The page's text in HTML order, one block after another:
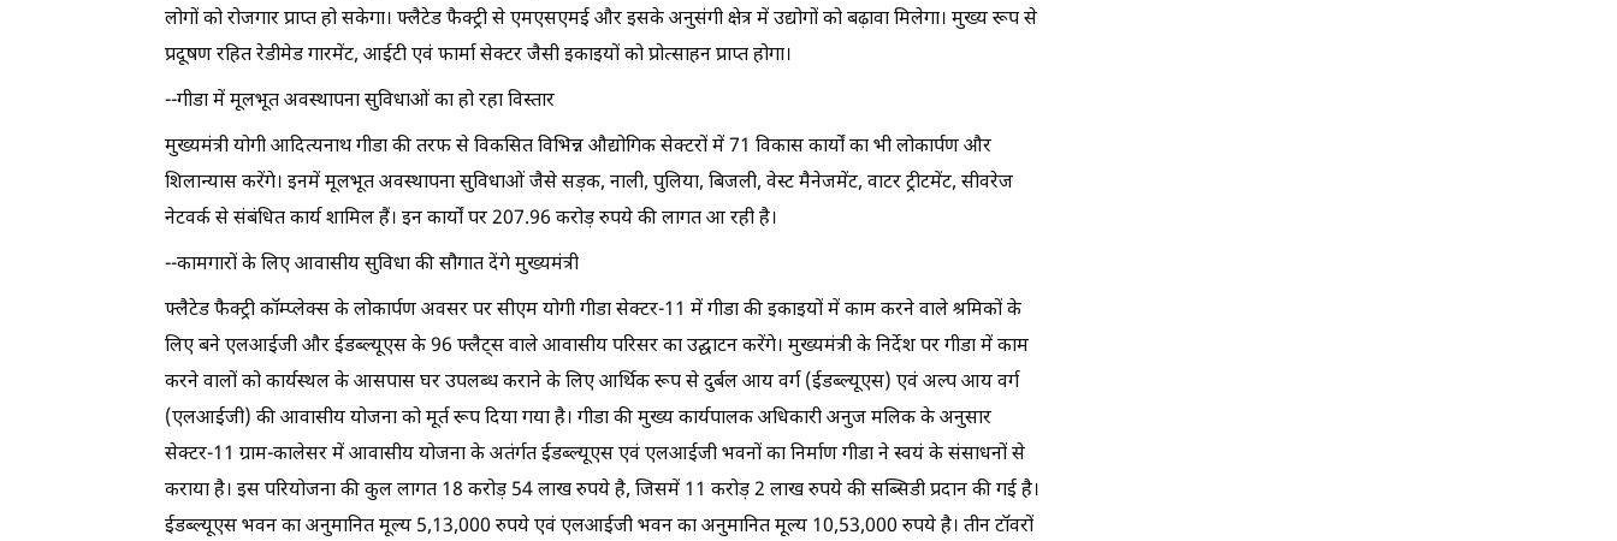
लोगों को रोजगार प्राप्त हो सकेगा। फ्लैटेड फैक्ट्री से एमएसएमई और इसके अनुसंगी क्षेत्र में उद्योगों को बढ़ावा मिलेगा। मुख्य रूप से
प्रदूषण रहित रेडीमेड गारमेंट, आईटी एवं फार्मा सेक्टर जैसी इकाइयों को प्रोत्साहन प्राप्त होगा।
--गीडा में मूलभूत अवस्थापना सुविधाओं का हो रहा विस्तार
मुख्यमंत्री योगी आदित्यनाथ गीडा की तरफ से विकसित विभिन्न औद्योगिक सेक्टरों में 71 विकास कार्यों का भी लोकार्पण और
शिलान्यास करेंगे। इनमें मूलभूत अवस्थापना सुविधाओं जैसे सड़क, नाली, पुलिया, बिजली, वेस्ट मैनेजमेंट, वाटर ट्रीटमेंट, सीवरेज
नेटवर्क से संबंधित कार्य शामिल हैं। इन कार्यों पर 207.96 करोड़ रुपये की लागत आ रही है।
--कामगारों के लिए आवासीय सुविधा की सौगात देंगे मुख्यमंत्री
फ्लैटेड फैक्ट्री कॉम्प्लेक्स के लोकार्पण अवसर पर सीएम योगी गीडा सेक्टर-11 में गीडा की इकाइयों में काम करने वाले श्रमिकों के
लिए बने एलआईजी और ईडब्ल्यूएस के 96 फ्लैट्स वाले आवासीय परिसर का उद्घाटन करेंगे। मुख्यमंत्री के निर्देश पर गीडा में काम
करने वालों को कार्यस्थल के आसपास घर उपलब्ध कराने के लिए आर्थिक रूप से दुर्बल आय वर्ग (ईडब्ल्यूएस) एवं अल्प आय वर्ग
(एलआईजी) की आवासीय योजना को मूर्त रूप दिया गया है। गीडा की मुख्य कार्यपालक अधिकारी अनुज मलिक के अनुसार
सेक्टर-11 ग्राम-कालेसर में आवासीय योजना के अतंर्गत ईडब्ल्यूएस एवं एलआईजी भवनों का निर्माण गीडा ने स्वयं के संसाधनों से
कराया है। इस परियोजना की कुल लागत 18 करोड़ 54 लाख रुपये है, जिसमें 11 करोड़ 2 लाख रुपये की सब्सिडी प्रदान की गई है।
ईडब्ल्यूएस भवन का अनुमानित मूल्य 5,13,000 रुपये एवं एलआईजी भवन का अनुमानित मूल्य 10,53,000 रुपये है। तीन टॉवरों